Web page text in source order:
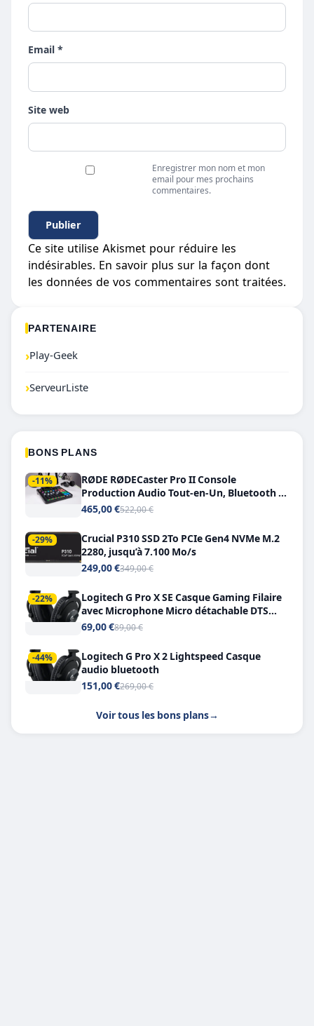
Email *
Site web
Enregistrer mon nom et mon
email pour mes prochains
commentaires.
Ce site utilise Akismet pour réduire les
indésirables. En savoir plus sur la façon dont
les données de vos commentaires sont traitées.
PARTENAIRE
›Play-Geek
›ServeurListe
BONS PLANS
-11%
RØDE RØDECaster Pro II Console
Production Audio Tout-en-Un, Bluetooth et
Double USB-C
465,00 €522,00 €
-29%
Crucial P310 SSD 2To PCIe Gen4 NVMe M.2
2280, jusqu’à 7.100 Mo/s
249,00 €349,00 €
-22%
Logitech G Pro X SE Casque Gaming Filaire
avec Microphone Micro détachable DTS
Headphone X 7.1
69,00 €89,00 €
-44%
Logitech G Pro X 2 Lightspeed Casque
audio bluetooth
151,00 €269,00 €
Voir tous les bons plans→